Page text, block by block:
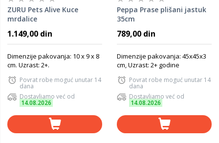
ZURU Pets Alive Kuce
mrdalice
1.149,00 din
Dimenzije pakovanja: 10 x 9 x 8
cm. Uzrast: 2+.
Povrat robe moguć unutar 14
dana
Dostavljamo već od
14.08.2026
Peppa Prase plišani jastuk
35cm
789,00 din
Dimenzije pakovanja: 45x45x3
cm, Uzrast: 2+ godine
Povrat robe moguć unutar 14
dana
Dostavljamo već od
14.08.2026